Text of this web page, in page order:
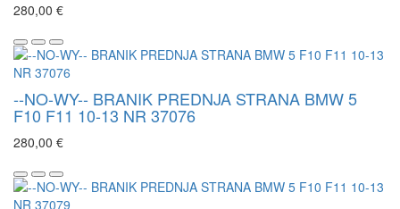
280,00 €
--NO-WY-- BRANIK PREDNJA STRANA BMW 5
F10 F11 10-13 NR 37076
280,00 €